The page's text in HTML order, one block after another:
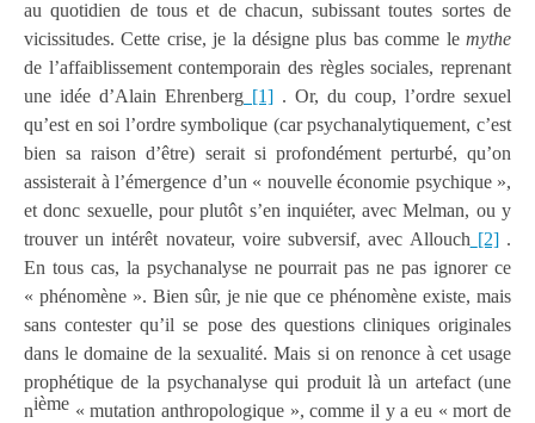
au quotidien de tous et de chacun, subissant toutes sortes de
vicissitudes. Cette crise, je la désigne plus bas comme le mythe
de l’affaiblissement contemporain des règles sociales, reprenant
une idée d’Alain Ehrenberg [1] . Or, du coup, l’ordre sexuel
qu’est en soi l’ordre symbolique (car psychanalytiquement, c’est
bien sa raison d’être) serait si profondément perturbé, qu’on
assisterait à l’émergence d’un « nouvelle économie psychique »,
et donc sexuelle, pour plutôt s’en inquiéter, avec Melman, ou y
trouver un intérêt novateur, voire subversif, avec Allouch [2] .
En tous cas, la psychanalyse ne pourrait pas ne pas ignorer ce
« phénomène ». Bien sûr, je nie que ce phénomène existe, mais
sans contester qu’il se pose des questions cliniques originales
dans le domaine de la sexualité. Mais si on renonce à cet usage
prophétique de la psychanalyse qui produit là un artefact (une
nième « mutation anthropologique », comme il y a eu « mort de